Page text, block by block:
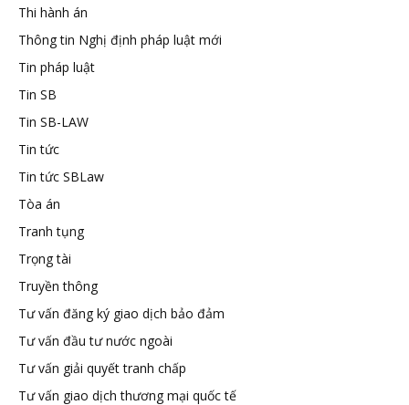
Thi hành án
Thông tin Nghị định pháp luật mới
Tin pháp luật
Tin SB
Tin SB-LAW
Tin tức
Tin tức SBLaw
Tòa án
Tranh tụng
Trọng tài
Truyền thông
Tư vấn đăng ký giao dịch bảo đảm
Tư vấn đầu tư nước ngoài
Tư vấn giải quyết tranh chấp
Tư vấn giao dịch thương mại quốc tế